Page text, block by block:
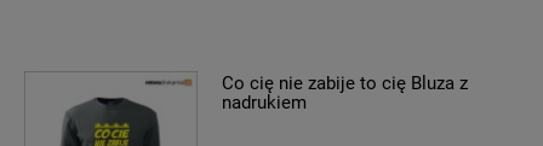
Co cię nie zabije to cię Bluza z
nadrukiem